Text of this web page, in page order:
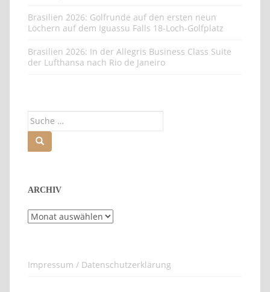
Brasilien 2026: Golfrunde auf den ersten neun
Löchern auf dem Iguassu Falls 18-Loch-Golfplatz
Brasilien 2026: In der Allegris Business Class Suite
der Lufthansa nach Rio de Janeiro
ARCHIV
Archiv
Impressum / Datenschutzerklärung